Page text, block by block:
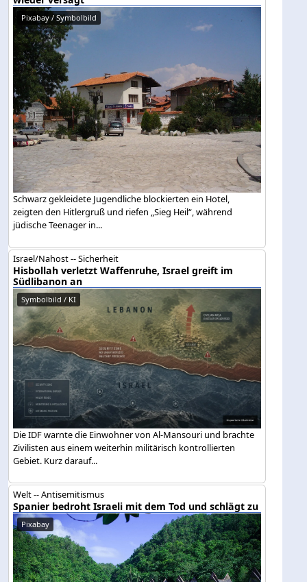
Pixabay / Symbolbild
Schwarz gekleidete Jugendliche blockierten ein Hotel,
zeigten den Hitlergruß und riefen „Sieg Heil“, während
jüdische Teenager in...
Israel/Nahost -- Sicherheit
Hisbollah verletzt Waffenruhe, Israel greift im
Südlibanon an
Symbolbild / KI
Die IDF warnte die Einwohner von Al-Mansouri und brachte
Zivilisten aus einem weiterhin militärisch kontrollierten
Gebiet. Kurz darauf...
Welt -- Antisemitismus
Spanier bedroht Israeli mit dem Tod und schlägt zu
Pixabay